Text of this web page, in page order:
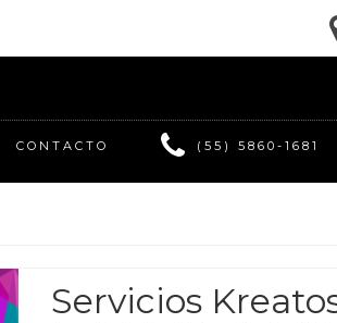
CONTACTO (55) 5860-1681
Servicios